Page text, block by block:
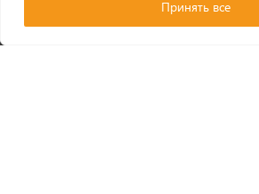
Принять все
Вход / Регистрация